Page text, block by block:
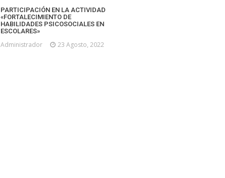
PARTICIPACIÓN EN LA ACTIVIDAD
«FORTALECIMIENTO DE
HABILIDADES PSICOSOCIALES EN
ESCOLARES»
Administrador 23 Agosto, 2022